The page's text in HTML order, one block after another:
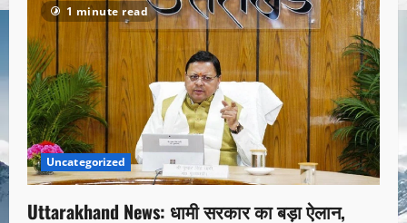
1 minute read
Uncategorized
Uttarakhand News: धामी सरकार का बड़ा ऐलान,